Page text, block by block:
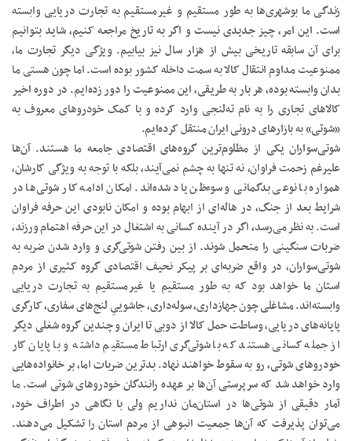
زندگی ما بوشهری‌ها به طور مستقیم و غیرمستقیم به تجارت دریایی وابسته
است. این امر، چیز جدیدی نیست و اگر به تاریخ مراجعه کنیم، شاید بتوانیم
برای آن سابقه تاریخی بیش از هزار سال نیز بیابیم. ویژگی دیگر تجارت ما،
ممنوعیت مداوم انتقال کالا به سمت داخله کشور بوده است. اما چون هستی ما
بدان وابسته بوده، هر بار به طریقی، این ممنوعیت را دور زده‌ایم. در دوره اخیر
کالاهای تجاری را به نام ته‌لنجی وارد کرده و با کمک خودروهای معروف به
«شوتی» به بازارهای درونی ایران منتقل کرده‌ایم.
شوتی‌سواران یکی از مظلوم‌ترین گروه‌های اقتصادی جامعه ما هستند. آن‌ها
علیرغم زحمت فراوان، نه تنها به چشم نمی‌آیند، بلکه با توجه به ویژگی کارشان،
همواره با نوعی بدگمانی و سوءظن یاد شده‌اند. امکان ادامه کار شوتی‌ها در
شرایط بعد از جنگ، در هاله‌ای از ابهام بوده و امکان نابودی این حرفه فراوان
است. به نظر می‌رسد، اگر در آینده کسانی به اشتغال در این حرفه اهتمام ورزند،
ضربات سنگینی را متحمل شوند. از بین رفتن شوتی‌گری و وارد شدن ضربه به
شوتی‌سواران، در واقع ضربه‌ای بر پیکر نحیف اقتصادی گروه کثیری از مردم
استان ما خواهد بود که به طور مستقیم یا غیرمستقیم به تجارت دریایی
وابسته‌اند. مشاغلی چون جهازداری، سوله‌داری، جاشوییِ لنج‌های سفاری، کارگری
پایانه‌های دریایی، وساطت حمل کالا از دوبی تا ایران و چندین گروه شغلی دیگر
از جمله کسانی هستند که با شوتی‌گری ارتباط مستقیم داشته و با پایان کار
خودروهای شوتی، رو به سقوط خواهند نهاد. بدترین ضربات اما، بر خانواده‌هایی
وارد خواهد شد که سرپرستی آن‌ها بر عهده رانندگان خودروهای شوتی است. ما
آمار دقیقی از شوتی‌ها در استان‌مان نداریم ولی با نگاهی در اطراف خود،
می‌توان پذیرفت که آن‌ها جمعیت انبوهی از مردم استان را تشکیل می‌دهند.